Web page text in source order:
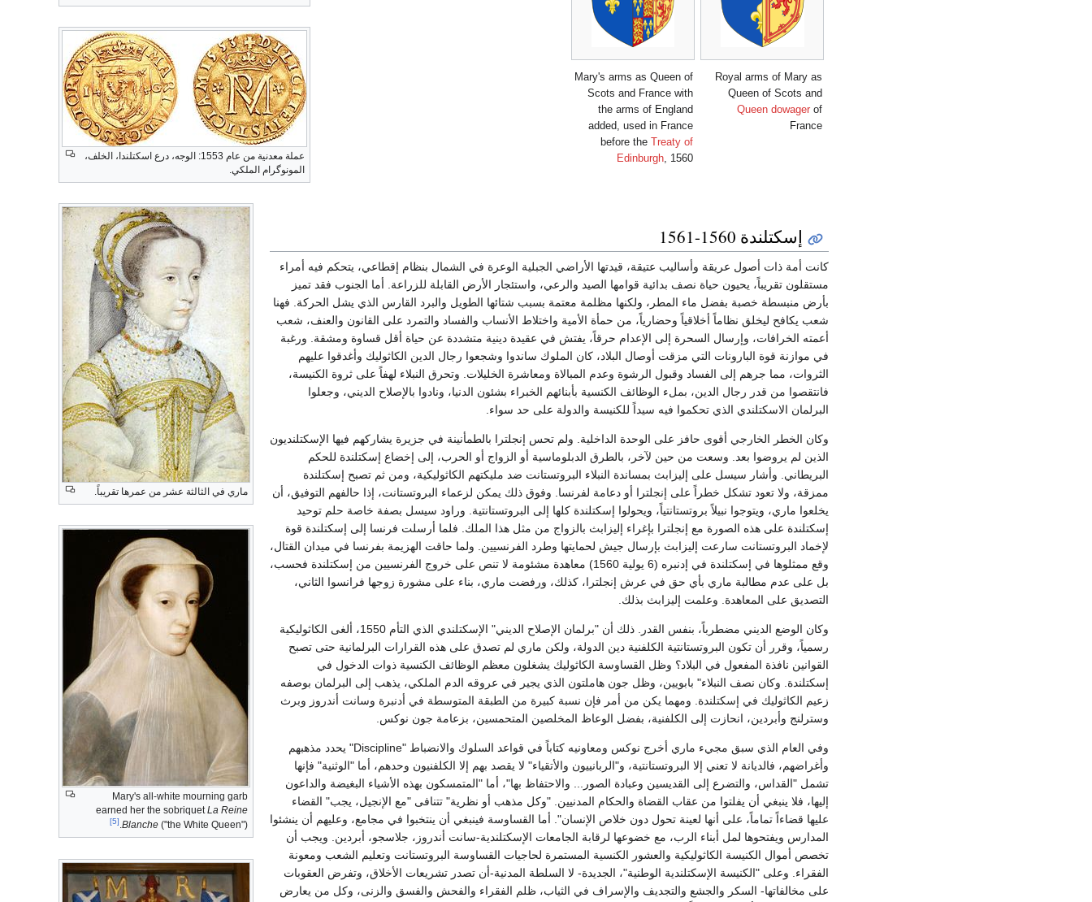
عملة معدنية من عام 1553: الوجه، درع اسكتلندا، الخلف،
المونوگرام الملكي.
ماري في الثالثة عشر من عمرها تقريباً.
Royal arms of Mary as
Queen of Scots and
Queen dowager of
France
Mary's arms as Queen of
Scots and France with
the arms of England
added, used in France
before the Treaty of
Edinburgh , 1560
إسكتلندة 1560-1561
Mary's all-white mourning garb
earned her the sobriquetLa Reine
Blanche ("the White Queen").
[5]
كانت أمة ذات أصول عريقة وأساليب عتيقة، قيدتها الأراضي الجبلية الوعرة في الشمال بنظام إقطاعي، يتحكم فيه أمراء
مستقلون تقريباً، يحيون حياة نصف بدائية قوامها الصيد والرعي، واستئجار الأرض القابلة للزراعة. أما الجنوب فقد تميز
بأرض منبسطة خصبة بفضل ماء المطر، ولكنها مظلمة معتمة بسبب شتائها الطويل والبرد القارس الذي يشل الحركة. فهنا
شعب يكافح ليخلق نظاماً أخلاقياً وحضارياً، من حمأة الأمية واختلاط الأنساب والفساد والتمرد على القانون والعنف، شعب
أعمته الخرافات، وإرسال السحرة إلى الإعدام حرقاً، يفتش في عقيدة دينية متشددة عن حياة أقل قساوة ومشقة. ورغبة
في موازنة قوة البارونات التي مزقت أوصال البلاد، كان الملوك ساندوا وشجعوا رجال الدين الكاثوليك وأغدقوا عليهم
الثروات، مما جرهم إلى الفساد وقبول الرشوة وعدم المبالاة ومعاشرة الخليلات. وتحرق النبلاء لهفاً على ثروة الكنيسة،
فانتقصوا من قدر رجال الدين، بملء الوظائف الكنسية بأبنائهم الخبراء بشئون الدنيا، ونادوا بالإصلاح الديني، وجعلوا
البرلمان الاسكتلندي الذي تحكموا فيه سيداً للكنيسة والدولة على حد سواء.
وكان الخطر الخارجي أقوى حافز على الوحدة الداخلية. ولم تحس إنجلترا بالطمأنينة في جزيرة يشاركهم فيها الإسكتلنديون
الذين لم يروضوا بعد. وسعت من حين لآخر، بالطرق الدبلوماسية أو الزواج أو الحرب، إلى إخضاع إسكتلندة للحكم
البريطاني. وأشار سيسل على إليزابث بمساندة النبلاء البروتستانت ضد مليكتهم الكاثوليكية، ومن ثم تصبح إسكتلندة
ممزقة، ولا تعود تشكل خطراً على إنجلترا أو دعامة لفرنسا. وفوق ذلك يمكن لزعماء البروتستانت، إذا حالفهم التوفيق، أن
يخلعوا ماري، ويتوجوا نبيلاً بروتستانتياً، ويحولوا إسكتلندة كلها إلى البروتستانتية. وراود سيسل بصفة خاصة حلم توحيد
إسكتلندة على هذه الصورة مع إنجلترا بإغراء إليزابث بالزواج من مثل هذا الملك. فلما أرسلت فرنسا إلى إسكتلندة قوة
لإخماد البروتستانت سارعت إليزابث بإرسال جيش لحمايتها وطرد الفرنسيين. ولما حاقت الهزيمة بفرنسا في ميدان القتال،
وقع ممثلوها في إسكتلندة في إدنبره (6 يولية 1560) معاهدة مشئومة لا تنص على خروج الفرنسيين من إسكتلندة فحسب،
بل على عدم مطالبة ماري بأي حق في عرش إنجلترا، كذلك، ورفضت ماري، بناء على مشورة زوجها فرانسوا الثاني،
التصديق على المعاهدة. وعلمت إليزابث بذلك.
وكان الوضع الديني مضطرباً، بنفس القدر. ذلك أن "برلمان الإصلاح الديني" الإسكتلندي الذي التأم 1550، ألغى الكاثوليكية
رسمياً، وقرر أن تكون البروتستانتية الكلفنية دين الدولة، ولكن ماري لم تصدق على هذه القرارات البرلمانية حتى تصبح
القوانين نافذة المفعول في البلاد؟ وظل القساوسة الكاثوليك يشغلون معظم الوظائف الكنسية ذوات الدخول في
إسكتلندة. وكان نصف النبلاء" بابويين، وظل جون هاملتون الذي يجير في عروقه الدم الملكي، يذهب إلى البرلمان بوصفه
زعيم الكاثوليك في إسكتلندة. ومهما يكن من أمر فإن نسبة كبيرة من الطبقة المتوسطة في أدنبرة وسانت أندروز وبرث
وسترلنج وأبردين، انحازت إلى الكلفنية، بفضل الوعاظ المخلصين المتحمسين، بزعامة جون نوكس.
وفي العام الذي سبق مجيء ماري أخرج نوكس ومعاونيه كتاباً في قواعد السلوك والانضباط "Discipline" يحدد مذهبهم
وأغراضهم، فالديانة لا تعني إلا البروتستانتية، و"الربانييون والأتقياء" لا يقصد بهم إلا الكلفنيون وحدهم، أما "الوثنية" فإنها
تشمل "القداس، والتضرع إلى القديسين وعبادة الصور... والاحتفاظ بها"، أما "المتمسكون بهذه الأشياء البغيضة والداعون
إليها، فلا ينبغي أن يفلتوا من عقاب القضاة والحكام المدنيين. "وكل مذهب أو نظرية" تتنافى "مع الإنجيل، يجب" القضاء
عليها قضاءاً تماماً، على أنها لعينة تحول دون خلاص الإنسان". أما القساوسة فينبغي أن ينتخبوا في مجامع، وعليهم أن ينشئوا
المدارس ويفتحوها لمل أبناء الرب، مع خضوعها لرقابة الجامعات الإسكتلندية-سانت أندروز، جلاسجو، أبردين. ويجب أن
تخصص أموال الكنيسة الكاثوليكية والعشور الكنسية المستمرة لحاجيات القساوسة البروتستانت وتعليم الشعب ومعونة
الفقراء. وعلى "الكنيسة الإسكتلندية الوطنية"، الجديدة- لا السلطة المدنية-أن تصدر تشريعات الأخلاق، وتفرض العقوبات
على مخالفاتها- السكر والجشع والتجديف والإسراف في الثياب، ظلم الفقراء والفحش والفسق والزنى، وكل من يعارض